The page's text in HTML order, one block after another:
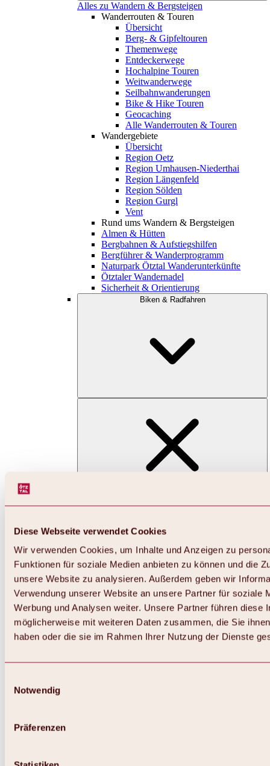
Diese Webseite verwendet Cookies
Wir verwenden Cookies, um Inhalte und Anzeigen zu
Funktionen für soziale Medien anbieten zu können und die
unsere Website zu analysieren. Außerdem geben wir
Verwendung unserer Website an unsere Partner für soziale
Werbung und Analysen weiter. Unsere Partner führen diese
möglicherweise mit weiteren Daten zusammen, die Sie
haben oder die sie im Rahmen Ihrer Nutzung der Dienste
Notwendig
Präferenzen
Alles zu Wandern & Bergsteigen
Wanderrouten & Touren
Übersicht
Berg- & Gipfeltouren
Themenwege
Entdeckerwege
Hochalpine Touren
Weitwanderwege
Seilbahnwanderungen
Bike & Hike Touren
Geocaching
Alle Wanderrouten & Touren
Wandergebiete
Übersicht
Region Oetz
Region Umhausen-Niederthai
Region Längenfeld
Region Sölden
Region Gurgl
Vent
Rund ums Wandern & Bergsteigen
Almen & Hütten
Bergbahnen & Aufstiegshilfen
Bergführer & Wanderprogramm
Naturpark Ötztal Wanderunterkünfte
Ötztaler Wandernadel
Sicherheit & Orientierung
Biken & Radfahren